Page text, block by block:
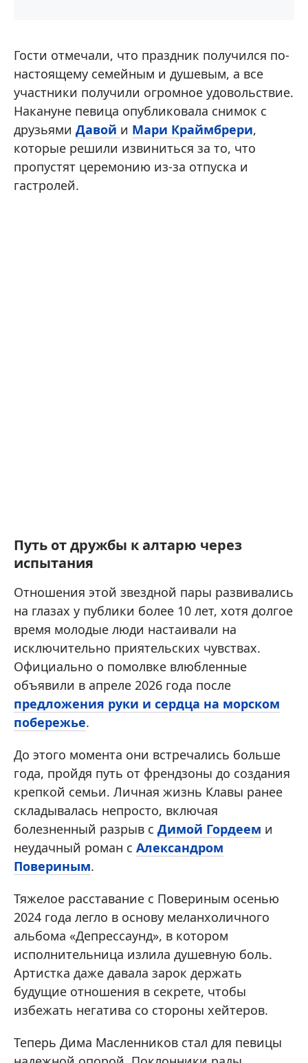
Гости отмечали, что праздник получился по-
настоящему семейным и душевым, а все
участники получили огромное удовольствие.
Накануне певица опубликовала снимок с
друзьями Давой и Мари Краймбрери,
которые решили извиниться за то, что
пропустят церемонию из-за отпуска и
гастролей.
Путь от дружбы к алтарю через
испытания
Отношения этой звездной пары развивались
на глазах у публики более 10 лет, хотя долгое
время молодые люди настаивали на
исключительно приятельских чувствах.
Официально о помолвке влюбленные
объявили в апреле 2026 года после
предложения руки и сердца на морском
побережье.
До этого момента они встречались больше
года, пройдя путь от френдзоны до создания
крепкой семьи. Личная жизнь Клавы ранее
складывалась непросто, включая
болезненный разрыв с Димой Гордеем и
неудачный роман с Александром
Повериным.
Тяжелое расставание с Повериным осенью
2024 года легло в основу меланхоличного
альбома «Депрессаунд», в котором
исполнительница излила душевную боль.
Артистка даже давала зарок держать
будущие отношения в секрете, чтобы
избежать негатива со стороны хейтеров.
Теперь Дима Масленников стал для певицы